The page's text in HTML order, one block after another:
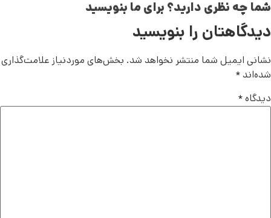
شما چه نظری دارید؟ برای ما بنویسید
دیدگاهتان را بنویسید
نشانی ایمیل شما منتشر نخواهد شد. بخش‌های موردنیاز علامت‌گذاری
شده‌اند*
دیدگاه*